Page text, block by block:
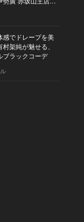
感でドレープを美
架純が魅せる、
ブラックコーデ